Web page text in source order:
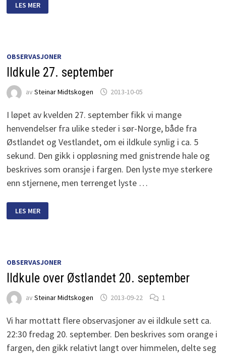
OVER
KVINESDAL
LES MER
OBSERVASJONER
Ildkule 27. september
av Steinar Midtskogen 2013-10-05
I løpet av kvelden 27. september fikk vi mange
henvendelser fra ulike steder i sør-Norge, både fra
Østlandet og Vestlandet, om ei ildkule synlig i ca. 5
sekund. Den gikk i oppløsning med gnistrende hale og
beskrives som oransje i fargen. Den lyste mye sterkere
enn stjernene, men terrenget lyste …
27.
SEPTEMBER
LES MER
OBSERVASJONER
Ildkule over Østlandet 20. september
av Steinar Midtskogen 2013-09-22 1
Vi har mottatt flere observasjoner av ei ildkule sett ca.
22:30 fredag 20. september. Den beskrives som orange i
fargen, den gikk relativt langt over himmelen, delte seg